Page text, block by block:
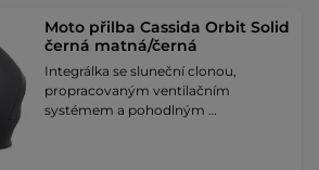
Moto přilba Cassida Orbit Solid
černá matná/černá
Integrálka se sluneční clonou,
propracovaným ventilačním
systémem a pohodlným …